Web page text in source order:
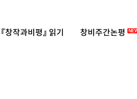
『창작과비평』 읽기 창비주간논평